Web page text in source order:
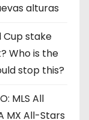
alturas
Cup stake
Who is the
stop this?
MLS All
MX All-Stars